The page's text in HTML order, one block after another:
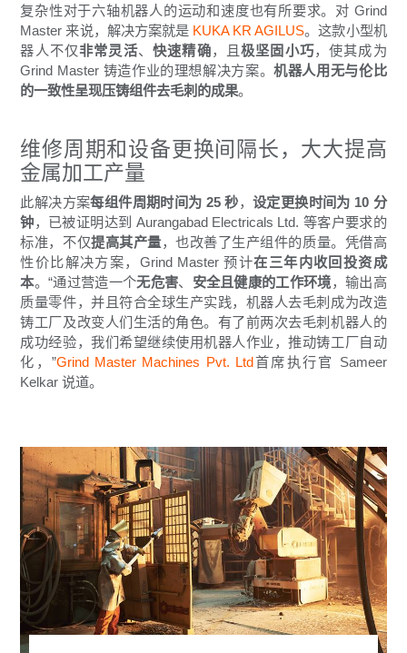
复杂性对于六轴机器人的运动和速度也有所要求。对 Grind
Master 来说，解决方案就是 KUKA KR AGILUS。这款小型机
器人不仅非常灵活、 快速精确，且极坚固小巧，使其成为
Grind Master 铸造作业的理想解决方案。机器人用无与伦比
的一致性呈现压铸组件去毛刺的成果。
维修周期和设备更换间隔长，大大提高
金属加工产量
此解决方案每组件周期时间为 25 秒，设定更换时间为 10 分
钟，已被证明达到 Aurangabad Electricals Ltd. 等客户要求的
标准，不仅提高其产量，也改善了生产组件的质量。凭借高
性价比解决方案，Grind Master 预计在三年内收回投资成
本。“通过营造一个无危害、 安全且健康的工作环境，输出高
质量零件，并且符合全球生产实践，机器人去毛刺成为改造
铸工厂及改变人们生活的角色。有了前两次去毛刺机器人的
成功经验，我们希望继续使用机器人作业，推动铸工厂自动
化，”Grind Master Machines Pvt. Ltd首席执行官 Sameer
Kelkar 说道。